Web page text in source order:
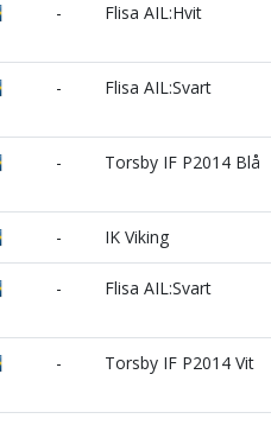
- Flisa AIL:Hvit
- Flisa AIL:Svart
- Torsby IF P2014 Blå
- IK Viking
- Flisa AIL:Svart
- Torsby IF P2014 Vit